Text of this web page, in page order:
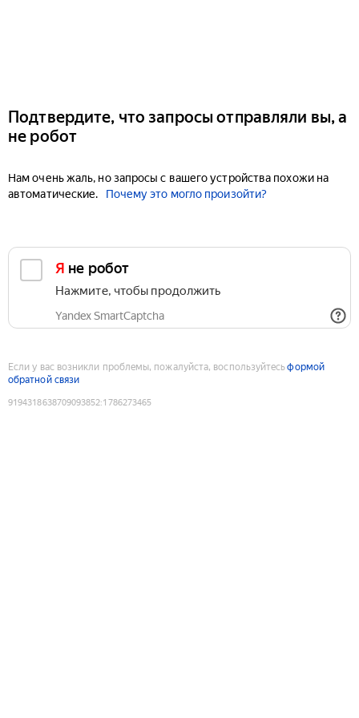
Подтвердите, что запросы отправляли вы, а
не робот
Нам очень жаль, но запросы с вашего устройства похожи на
автоматические.
Почему это могло произойти?
Я не робот
Нажмите, чтобы продолжить
Yandex SmartCaptcha
Если у вас возникли проблемы, пожалуйста, воспользуйтесьформой
обратной связи
9194318638709093852:1786273465